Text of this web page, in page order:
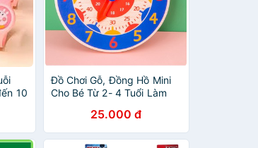
10
Đồ Chơi Gỗ, Đồng Hồ Mini
Cho Bé Từ 2- 4 Tuổi Làm
25.000 đ